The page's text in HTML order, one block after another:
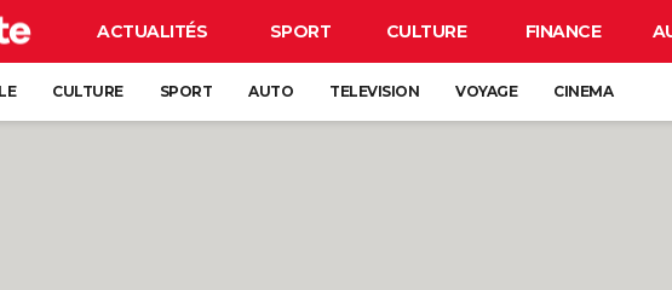
ACTUALITÉS SPORT CULTURE FINANCE
CULTURE SPORT AUTO TELEVISION VOYAGE CINEMA